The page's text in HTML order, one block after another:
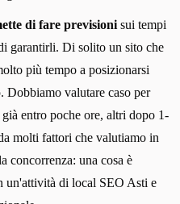
di fare previsioni sui tempi
garantirli. Di solito un sito che
più tempo a posizionarsi
Dobbiamo valutare caso per
entro poche ore, altri dopo 1-
molti fattori che valutiamo in
concorrenza: una cosa è
un'attività di local SEO Asti e